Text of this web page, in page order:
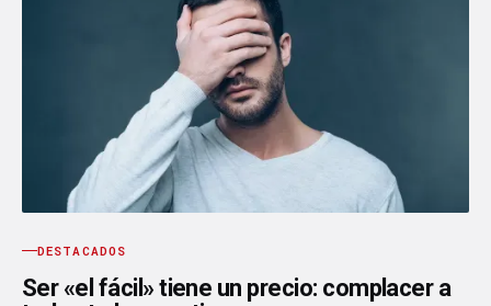
DESTACADOS
Ser «el fácil» tiene un precio: complacer a